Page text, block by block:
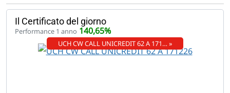
Il Certificato del giorno
Performance 1 anno 140,65%
UCH CW CALL UNICREDIT 62 A 171… »